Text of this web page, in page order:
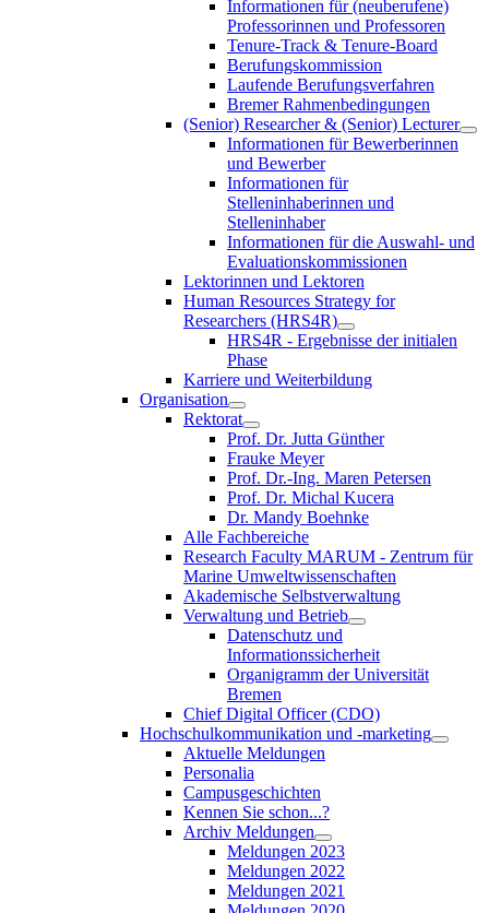
Informationen für (neuberufene)
Professorinnen und Professoren
Tenure-Track & Tenure-Board
Berufungskommission
Laufende Berufungsverfahren
Bremer Rahmenbedingungen
(Senior) Researcher & (Senior) Lecturer
Informationen für Bewerberinnen
und Bewerber
Informationen für
Stelleninhaberinnen und
Stelleninhaber
Informationen für die Auswahl- und
Evaluationskommissionen
Lektorinnen und Lektoren
Human Resources Strategy for
Researchers (HRS4R)
HRS4R - Ergebnisse der initialen
Phase
Karriere und Weiterbildung
Organisation
Rektorat
Prof. Dr. Jutta Günther
Frauke Meyer
Prof. Dr.-Ing. Maren Petersen
Prof. Dr. Michal Kucera
Dr. Mandy Boehnke
Alle Fachbereiche
Research Faculty MARUM - Zentrum für
Marine Umweltwissenschaften
Akademische Selbstverwaltung
Verwaltung und Betrieb
Datenschutz und
Informationssicherheit
Organigramm der Universität
Bremen
Chief Digital Officer (CDO)
Hochschulkommunikation und -marketing
Aktuelle Meldungen
Personalia
Campusgeschichten
Kennen Sie schon...?
Archiv Meldungen
Meldungen 2023
Meldungen 2022
Meldungen 2021